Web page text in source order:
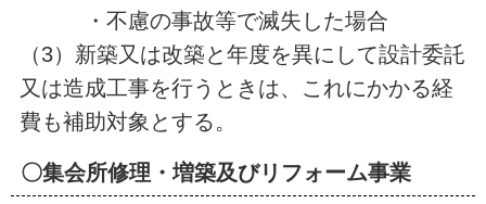
・不慮の事故等で滅失した場合
（3）新築又は改築と年度を異にして設計委託
又は造成工事を行うときは、これにかかる経
費も補助対象とする。
〇集会所修理・増築及びリフォーム事業